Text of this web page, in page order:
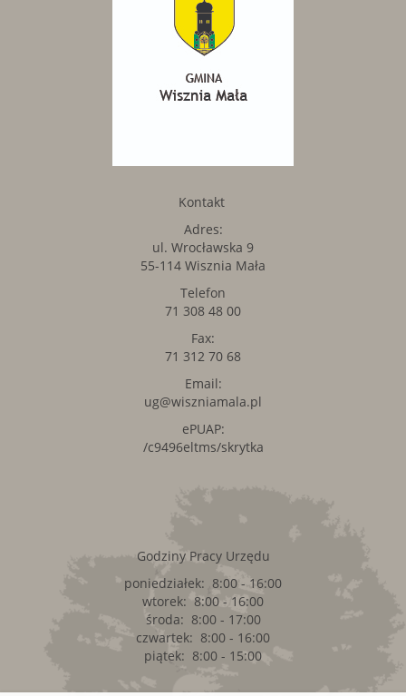
Kontakt
Adres:
ul. Wrocławska 9
55-114 Wisznia Mała
Telefon
71 308 48 00
Fax:
71 312 70 68
Email:
ug@wiszniamala.pl
ePUAP:
/c9496eltms/skrytka
Godziny Pracy Urzędu
poniedziałek: 8:00 - 16:00
wtorek: 8:00 - 16:00
środa: 8:00 - 17:00
czwartek: 8:00 - 16:00
piątek: 8:00 - 15:00